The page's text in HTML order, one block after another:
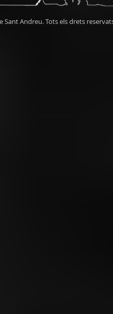
Sant Andreu. Tots els drets